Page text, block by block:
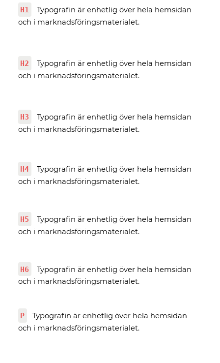
H1
Typografin är enhetlig över hela hemsidan
och i marknadsföringsmaterialet.
H2
Typografin är enhetlig över hela hemsidan
och i marknadsföringsmaterialet.
H3
Typografin är enhetlig över hela hemsidan
och i marknadsföringsmaterialet.
H4
Typografin är enhetlig över hela hemsidan
och i marknadsföringsmaterialet.
H5
Typografin är enhetlig över hela hemsidan
och i marknadsföringsmaterialet.
H6
Typografin är enhetlig över hela hemsidan
och i marknadsföringsmaterialet.
P
Typografin är enhetlig över hela hemsidan
och i marknadsföringsmaterialet.